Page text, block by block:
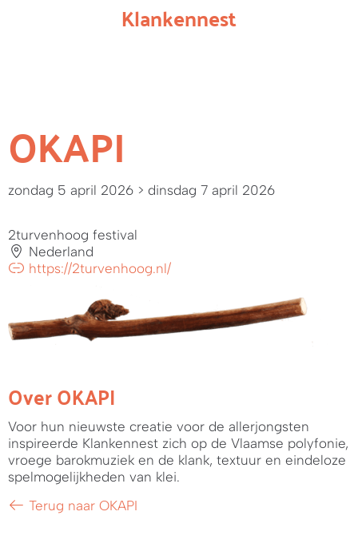
Klankennest
OKAPI
zondag 5 april 2026 > dinsdag 7 april 2026
2turvenhoog festival
Nederland
https://2turvenhoog.nl/
Over OKAPI
Voor hun nieuwste creatie voor de allerjongsten
inspireerde Klankennest zich op de Vlaamse polyfonie,
vroege barokmuziek en de klank, textuur en eindeloze
spelmogelijkheden van klei.
Terug naar OKAPI